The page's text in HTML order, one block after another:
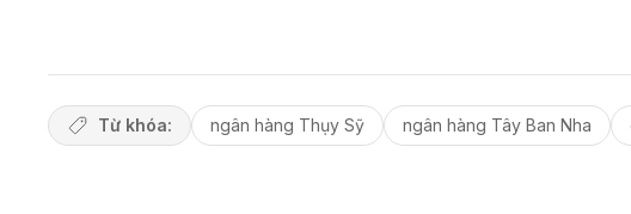
Từ khóa: ngân hàng Thụy Sỹ ngân hàng Tây Ban Nha